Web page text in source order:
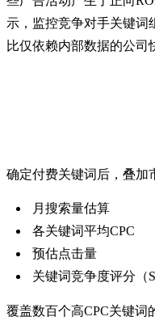
示，监控竞争对手关键词
比仅依赖内部数据的公司
确定付费关键词后，叠加
月搜索量估算
各关键词平均CPC
预估点击量
关键词竞争度评分（
覆盖数百个高CPC关键词